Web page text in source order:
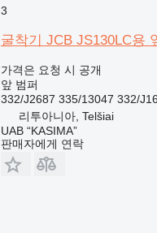
3
굴착기 JCB JS130LC용
가격은 요청 시 공개
앞 범퍼
332/J2687 335/13047 332/
리투아니아, Telšiai
UAB “KASIMA”
판매자에게 연락